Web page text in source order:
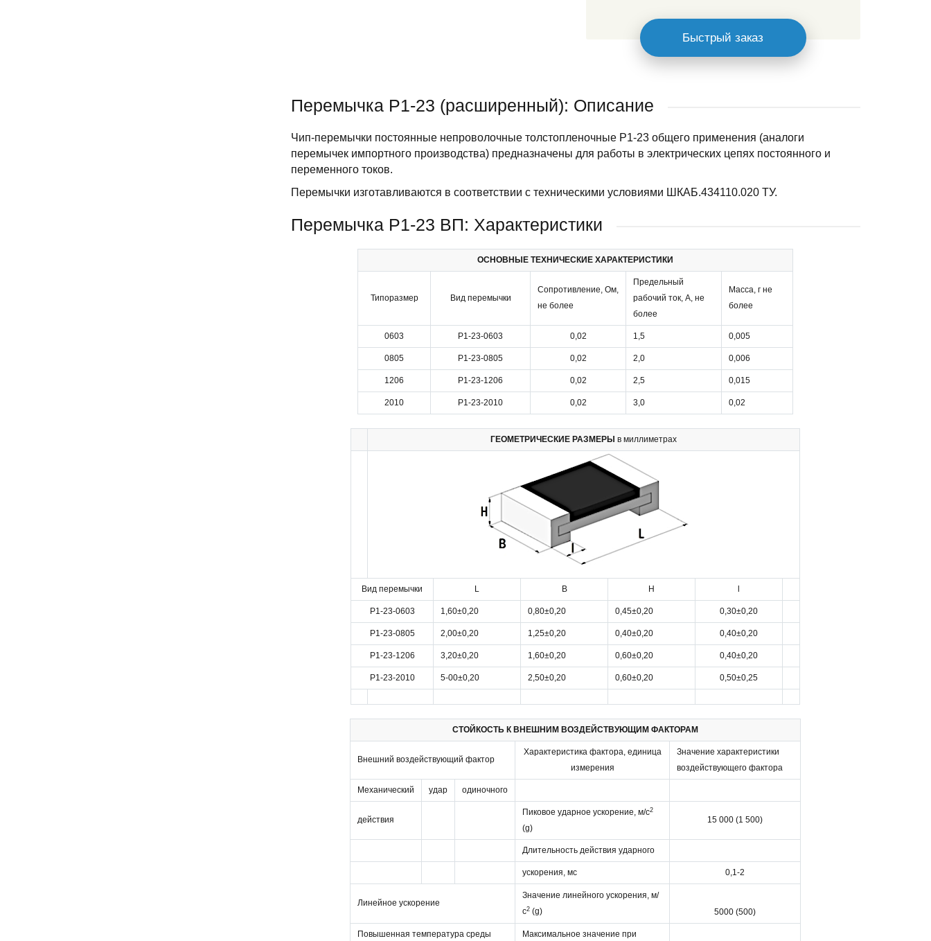
Быстрый заказ
Перемычка Р1-23 (расширенный): Описание
Чип-перемычки постоянные непроволочные толстопленочные P1-23 общего применения (аналоги
перемычек импортного производства) предназначены для работы в электрических цепях постоянного и
переменного токов.
Перемычки изготавливаются в соответствии с техническими условиями ШКАБ.434110.020 ТУ.
Перемычка Р1-23 ВП: Характеристики
ОСНОВНЫЕ ТЕХНИЧЕСКИЕ ХАРАКТЕРИСТИКИ
Типоразмер Вид перемычки
Сопротивление, Ом,
не более
Предельный
рабочий ток, А, не
более
Масса, г не
более
0603 Р1-23-0603 0,02 1,5 0,005
0805 Р1-23-0805 0,02 2,0 0,006
1206 Р1-23-1206 0,02 2,5 0,015
2010 Р1-23-2010 0,02 3,0 0,02
ГЕОМЕТРИЧЕСКИЕ РАЗМЕРЫв миллиметрах
Вид перемычки L B H
Р1-23-0603 1,60±0,20 0,80±0,20 0,45±0,20 0,30±0,20
Р1-23-0805 2,00±0,20 1,25±0,20 0,40±0,20 0,40±0,20
Р1-23-1206 3,20±0,20 1,60±0,20 0,60±0,20 0,40±0,20
Р1-23-2010 5-00±0,20 2,50±0,20 0,60±0,20 0,50±0,25
СТОЙКОСТЬ К ВНЕШНИМ ВОЗДЕЙСТВУЮЩИМ ФАКТОРАМ
Внешний воздействующий фактор
Характеристика фактора, единица
измерения
Значение характеристики
воздействующего фактора
Механический удар одиночного
действия
Пиковое ударное ускорение, м/с2
(g)
15 000 (1 500)
Длительность действия ударного
ускорения, мс 0,1-2
Линейное ускорение
Значение линейного ускорения, м/
с2 (g) 5000 (500)
Повышенная температура среды Максимальное значение при